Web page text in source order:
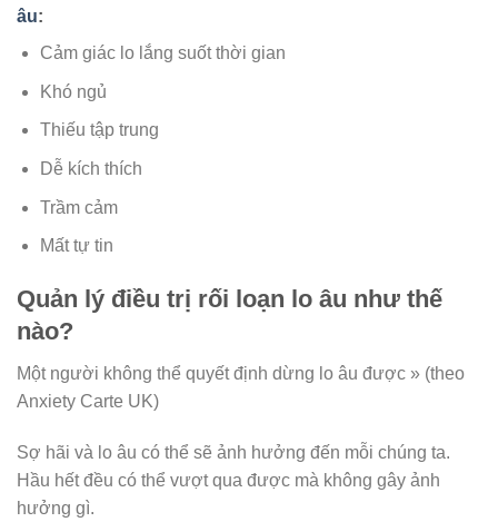
âu:
Cảm giác lo lắng suốt thời gian
Khó ngủ
Thiếu tập trung
Dễ kích thích
Trầm cảm
Mất tự tin
Quản lý điều trị rối loạn lo âu như thế
nào?
Một người không thể quyết định dừng lo âu được » (theo
Anxiety Carte UK)
Sợ hãi và lo âu có thể sẽ ảnh hưởng đến mỗi chúng ta.
Hầu hết đều có thể vượt qua được mà không gây ảnh
hưởng gì.